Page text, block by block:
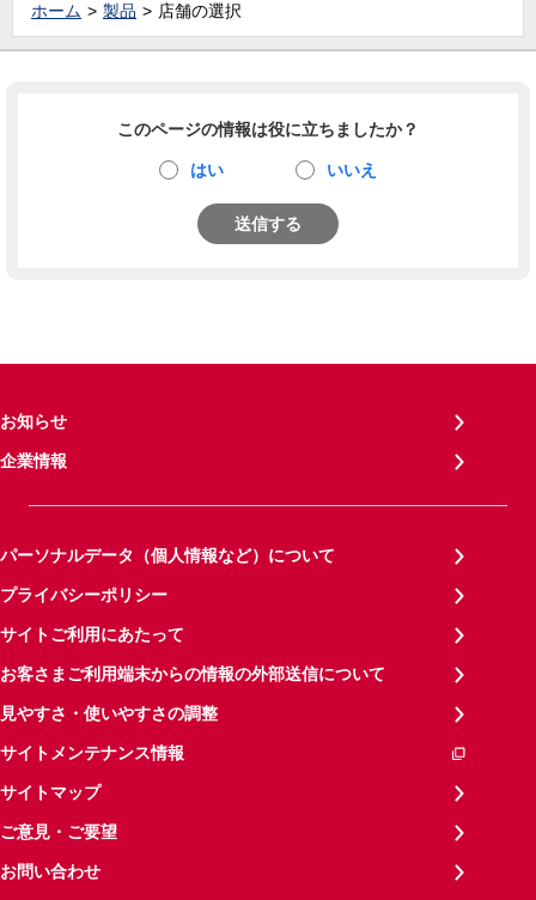
ホーム 製品 店舗の選択
このページの情報は役に立ちましたか？
はい いいえ
送信する
お知らせ
企業情報
パーソナルデータ（個人情報など）について
プライバシーポリシー
サイトご利用にあたって
お客さまご利用端末からの情報の外部送信について
見やすさ・使いやすさの調整
サイトメンテナンス情報
サイトマップ
ご意見・ご要望
お問い合わせ